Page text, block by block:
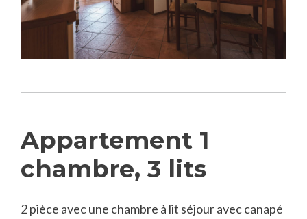
Appartement 1
chambre, 3 lits
2 pièce avec une chambre à lit séjour avec canapé